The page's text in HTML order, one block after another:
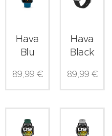
Hava
Blu
89,99 €
Hava
Black
89,99 €